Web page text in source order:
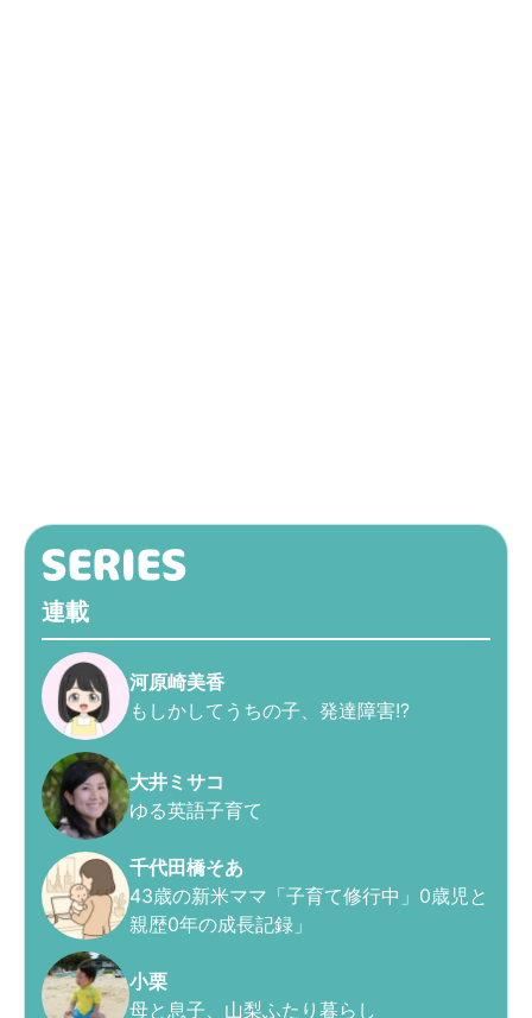
連載
河原崎美香
もしかしてうちの子、発達障害!?
大井ミサコ
ゆる英語子育て
千代田橋そあ
43歳の新米ママ「子育て修行中」0歳児と
親歴0年の成長記録」
小栗
母と息子、山梨ふたり暮らし